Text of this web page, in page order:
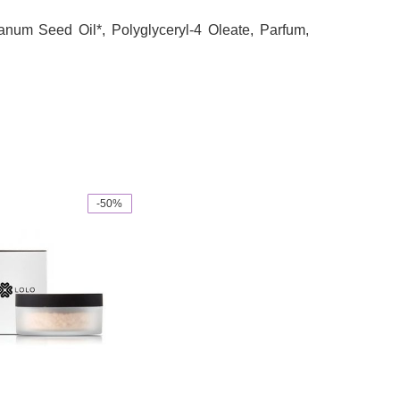
Seed Oil*, Polyglyceryl-4 Oleate, Parfum,
-50%